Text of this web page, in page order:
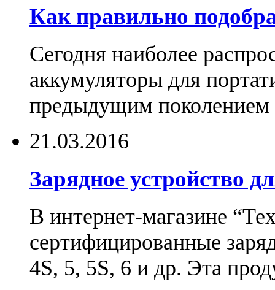
Как правильно
Сегодня наиболее
аккумуляторы для
предыдущим поколением
21.03.2016
Зарядное устройство
В интернет-магазине
сертифицированные
4S, 5, 5S, 6 и др. Эта